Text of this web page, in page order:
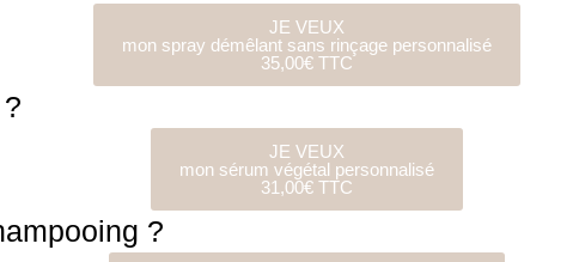
JE VEUX
mon spray démêlant sans rinçage personnalisé
35,00€ TTC
JE VEUX
mon sérum végétal personnalisé
31,00€ TTC
?